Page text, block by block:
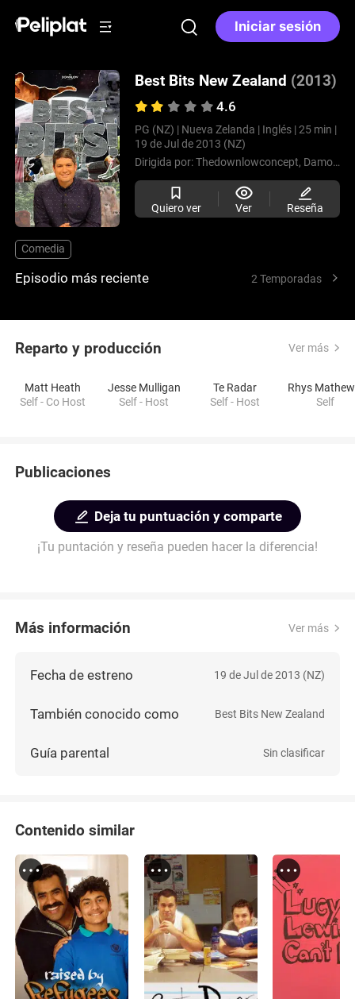
Iniciar sesión
Best Bits New Zealand (2013)
4.6
PG (NZ) | Nueva Zelanda | Inglés | 25 min |
19 de Jul de 2013 (NZ)
Dirigida por:Thedownlowconcept, Damon Vaudrey
Quiero ver Ver Reseña
Comedia
Episodio más reciente 2 Temporadas
Reparto y producción Ver más
Matt Heath
Self - Co Host
Jesse Mulligan
Self - Host
Te Radar
Self - Host
Self
Publicaciones
Deja tu puntuación y comparte
¡Tu puntación y reseña pueden hacer la diferencia!
Más información Ver más
Fecha de estreno 19 de Jul de 2013 (NZ)
También conocido como Best Bits New Zealand
Guía parental Sin clasificar
Contenido similar